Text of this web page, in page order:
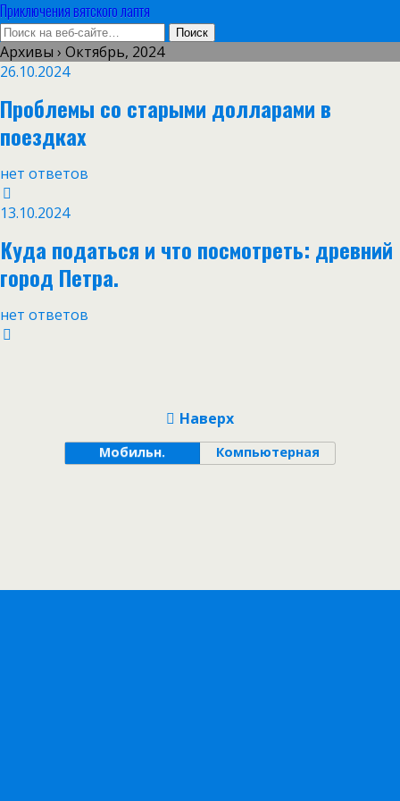
Приключения вятского лаптя
Архивы › Октябрь, 2024
26.10.2024
Проблемы со старыми долларами в
поездках
нет ответов
13.10.2024
Куда податься и что посмотреть: древний
город Петра.
нет ответов
Наверх
Мобильн. Компьютерная